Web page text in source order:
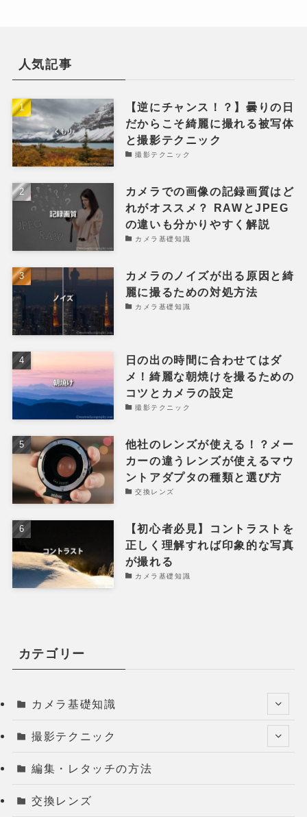
人気記事
【逆にチャンス！？】曇りの日
だからこそ綺麗に撮れる被写体
と撮影テクニック
撮影テクニック
カメラでの画像の記録画質はど
れがオススメ？ RAWとJPEG
の違いも分かりやすく解説
カメラ基礎知識
カメラのノイズが出る原因と綺
麗に撮るための対処方法
カメラ基礎知識
日の出の時間に合わせてはダ
メ！綺麗な朝焼けを撮るための
コツとカメラの設定
撮影テクニック
他社のレンズが使える！？メー
カーの違うレンズが使えるマウ
ントアダプタの種類と選び方
交換レンズ
【初心者必見】コントラストを
正しく理解すれば印象的な写真
が撮れる
カメラ基礎知識
カテゴリー
カメラ基礎知識
撮影テクニック
編集・レタッチの方法
交換レンズ